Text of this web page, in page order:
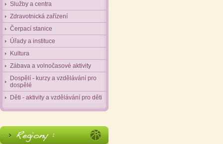
Služby a centra
Zdravotnická zařízení
Čerpací stanice
Úřady a instituce
Kultura
Zábava a volnočasové aktivity
Dospělí - kurzy a vzdělávání pro
dospělé
Děti - aktivity a vzdělávání pro děti